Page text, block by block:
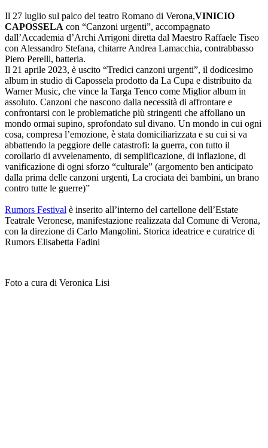
Il 27 luglio sul palco del teatro Romano di Verona,VINICIO
CAPOSSELA con “Canzoni urgenti”, accompagnato
dall’Accademia d’Archi Arrigoni diretta dal Maestro Raffaele Tiseo
con Alessandro Stefana, chitarre Andrea Lamacchia, contrabbasso
Piero Perelli, batteria.
Il 21 aprile 2023, è uscito “Tredici canzoni urgenti”, il dodicesimo
album in studio di Capossela prodotto da La Cupa e distribuito da
Warner Music, che vince la Targa Tenco come Miglior album in
assoluto. Canzoni che nascono dalla necessità di affrontare e
confrontarsi con le problematiche più stringenti che affollano un
mondo ormai supino, sprofondato sul divano. Un mondo in cui ogni
cosa, compresa l’emozione, è stata domiciliarizzata e su cui si va
abbattendo la peggiore delle catastrofi: la guerra, con tutto il
corollario di avvelenamento, di semplificazione, di inflazione, di
vanificazione di ogni sforzo “culturale” (argomento ben anticipato
dalla prima delle canzoni urgenti, La crociata dei bambini, un brano
contro tutte le guerre)”
Rumors Festival è inserito all’interno del cartellone dell’Estate
Teatrale Veronese, manifestazione realizzata dal Comune di Verona,
con la direzione di Carlo Mangolini. Storica ideatrice e curatrice di
Rumors Elisabetta Fadini
Foto a cura di Veronica Lisi